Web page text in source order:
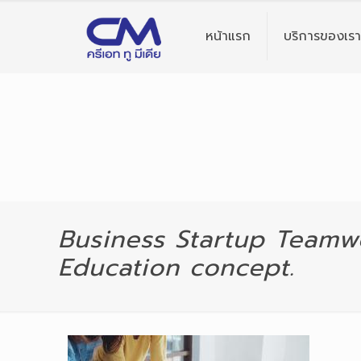
หน้าแรก บริการของเรา
Business Startup
Education concept.